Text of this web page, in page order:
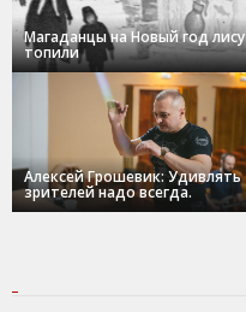
Магаданцы на Новый год лису
топили
Алексей Грошевик: Удивлять
зрителей надо всегда.